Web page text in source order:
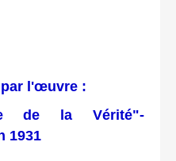
par l'œuvre :
de la Vérité"-
1931